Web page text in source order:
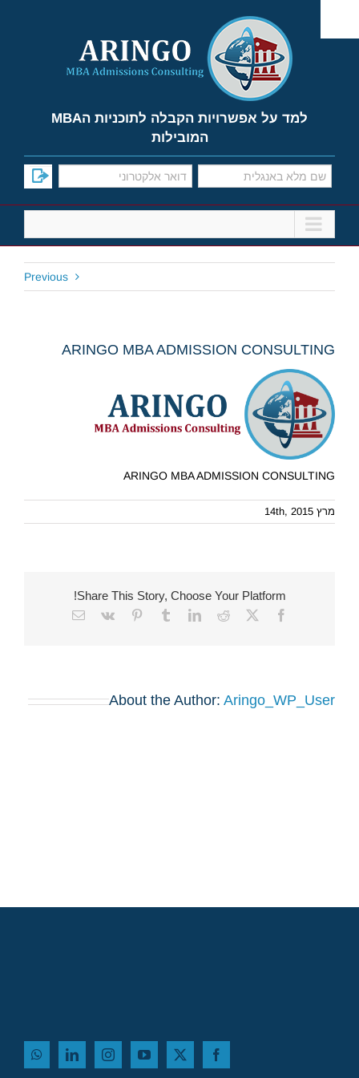
content
למד על אפשרויות הקבלה לתוכניות הMBA
המובילות
Previous
ARINGO MBA ADMISSION CONSULTING
ARINGO MBA ADMISSION CONSULTING
מרץ 14th, 2015
Share This Story, Choose Your Platform!
Facebook
X
Reddit
LinkedIn
Tumblr
Pinterest
Vk
Email
About the Author: Aringo_WP_User